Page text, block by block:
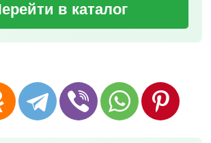
в каталог